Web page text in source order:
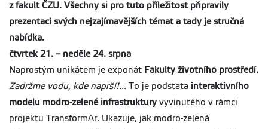
z fakult ČZU. Všechny si pro tuto příležitost připravily
prezentaci svých nejzajímavějších témat a tady je stručná
nabídka.
čtvrtek 21. – neděle 24. srpna
Naprostým unikátem je exponát Fakulty životního prostředí.
Zadržme vodu, kde naprší!... To je podstata interaktivního
modelu modro-zelené infrastruktury vyvinutého v rámci
projektu TransformAr. Ukazuje, jak modro-zelená